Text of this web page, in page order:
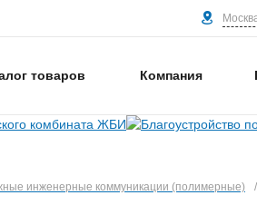
товаров Компания
инженерные коммуникации (полимерные) /